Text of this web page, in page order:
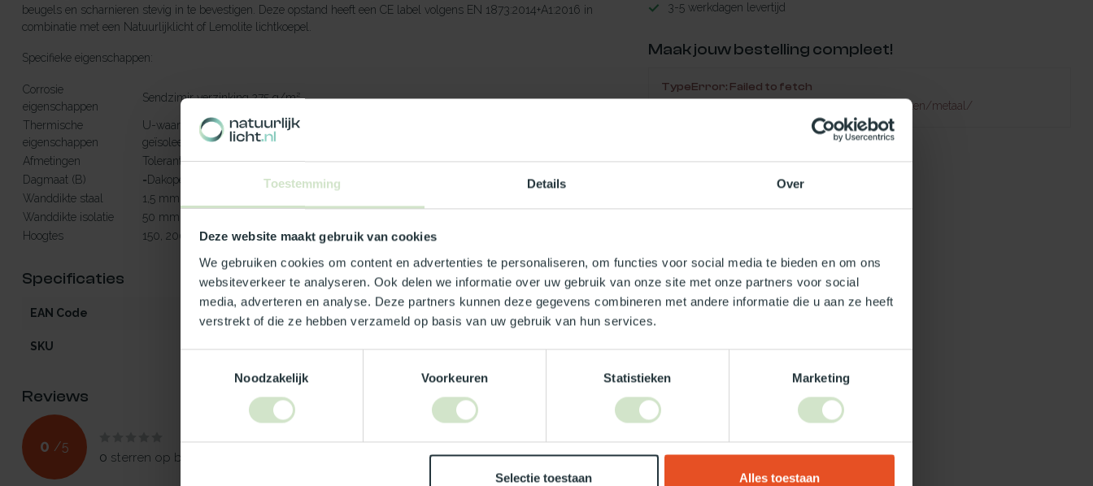
Toestemming Details Over
Deze website maakt gebruik van cookies
We gebruiken cookies om content en advertenties te personaliseren, om functies voor social media te bieden en om ons
websiteverkeer te analyseren. Ook delen we informatie over uw gebruik van onze site met onze partners voor social
media, adverteren en analyse. Deze partners kunnen deze gegevens combineren met andere informatie die u aan ze heeft
verstrekt of die ze hebben verzameld op basis van uw gebruik van hun services.
Noodzakelijk
Voorkeuren Statistieken Marketing
Selectie toestaan Alles toestaan
beugels en scharnieren stevig in te bevestigen. Deze opstand heeft een CE label volgens EN 1873:2014+A1:2016 in
combinatie met een Natuurlijklicht of Lemolite lichtkoepel.
Specifieke eigenschappen:
Corrosie
eigenschappen
Sendzimir verzinking 275 g/m²
Thermische
eigenschappen
U-waarde van de isolatie bedraagt 0,56 W/m²K. Uup*-waarde: 0,51 W/m²K (van de
geïsoleerde opstanden)
Afmetingen
Toleranties op diameter -2/+6
Dagmaat (B)
=Dakopening (C)
Wanddikte staal
1,5 mm
Wanddikte isolatie
50 mm
Hoogtes
150, 200, 250, 300, 400 en 500 mm
Specificaties
EAN Code 5412970006909
SKU 690
Reviews
0 /5
0 sterren op basis van
Je beoordeling toevoegen
3-5 werkdagen levertijd
Maak jouw bestelling compleet!
TypeError: Failed to fetch
https://www.natuurlijklicht.nl/dakopstanden/soorten/metaal/